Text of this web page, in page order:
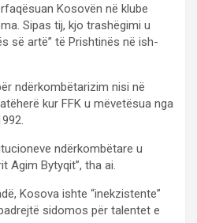
Kosovën në klube
Sipas tij, kjo trashëgimi u
së artë” të Prishtinës në ish-
ndërkombëtarizim nisi në
kur FFK u mëvetësua nga
ndërkombëtare u
Agim Bytyqit”, tha ai.
Kosova ishte “inekzistente”
sidomos për talentet e